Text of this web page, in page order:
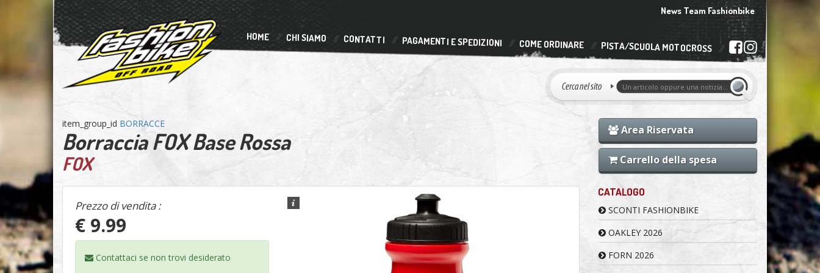
News Team Fashionbike
HOME CHI SIAMO CONTATTI PAGAMENTI E SPEDIZIONI COME ORDINARE PISTA/SCUOLA MOTOCROSS
item_group_id BORRACCE
Borraccia FOX Base Rossa
FOX
Prezzo di vendita :
€ 9.99
Contattaci se non trovi desiderato
Area Riservata
Carrello della spesa
CATALOGO
SCONTI FASHIONBIKE
OAKLEY 2026
FORN 2026